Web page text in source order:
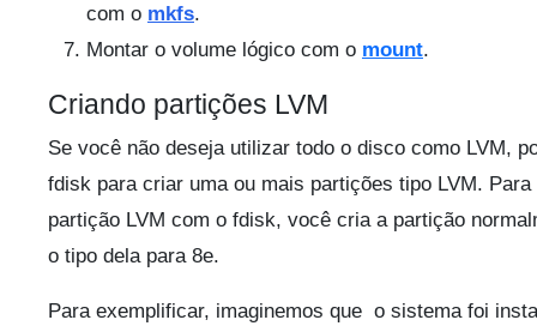
com o mkfs.
Montar o volume lógico com o mount.
Criando partições LVM
Se você não deseja utilizar todo o disco como LVM,
fdisk para criar uma ou mais partições tipo LVM.
partição LVM com o fdisk, você cria a partição
o tipo dela para 8e.
Para exemplificar, imaginemos que o sistema foi